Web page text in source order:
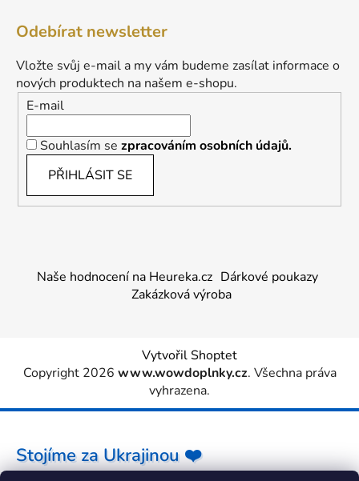
Odebírat newsletter
Vložte svůj e-mail a my vám budeme zasílat informace o
nových produktech na našem e-shopu.
E-mail
Souhlasím se zpracováním osobních údajů.
PŘIHLÁSIT SE
Naše hodnocení na Heureka.cz Dárkové poukazy
Zakázková výroba
Vytvořil Shoptet
Copyright 2026 www.wowdoplnky.cz. Všechna práva
vyhrazena.
Stojíme za Ukrajinou ❤️